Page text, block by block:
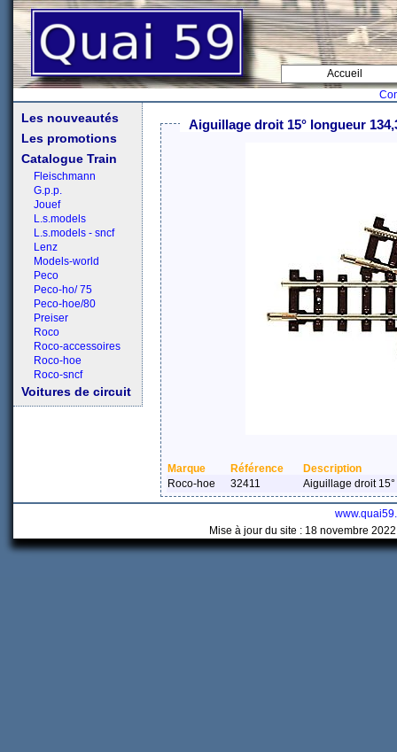
Accueil
Les nouveautés
Les promotions
Catalogue Train
Fleischmann
G.p.p.
Jouef
L.s.models
L.s.models - sncf
Lenz
Models-world
Peco
Peco-ho/ 75
Peco-hoe/80
Preiser
Roco
Roco-accessoires
Roco-hoe
Roco-sncf
Voitures de circuit
Aiguillage droit 15° longueur
Marque Référence
Description
Roco-hoe
32411 Aiguillage droit
Mise à jour du site : 18 novembre